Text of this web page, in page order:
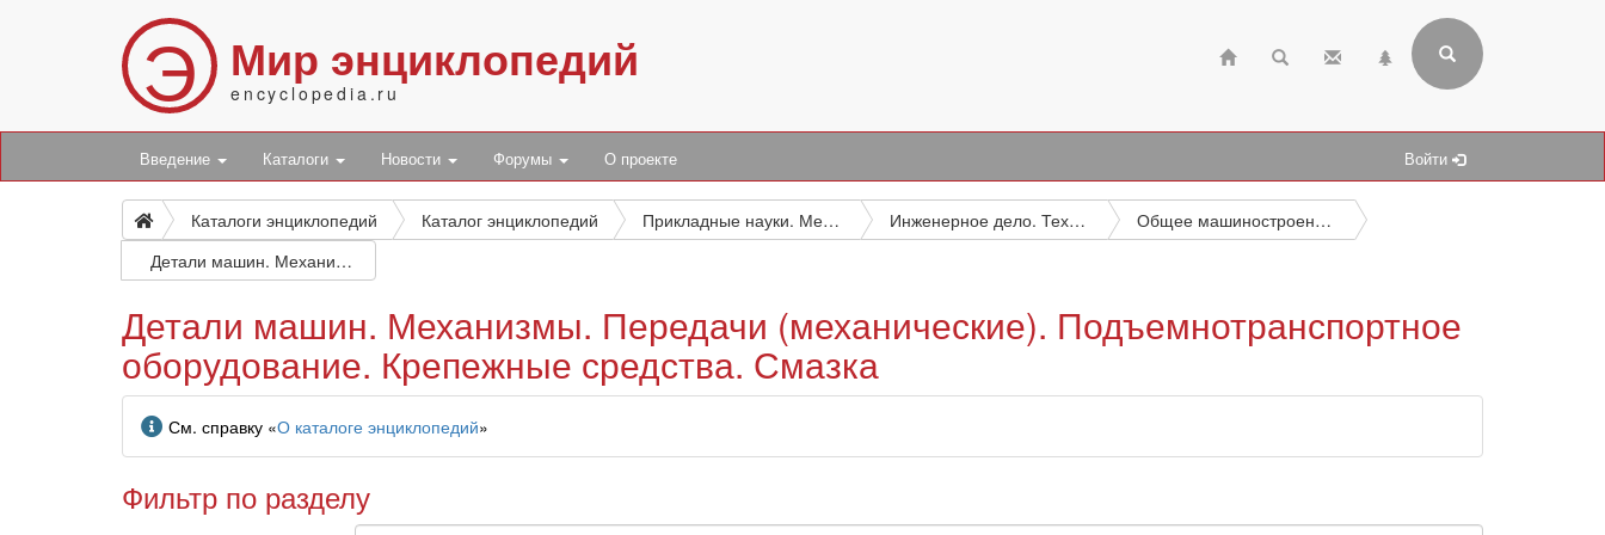
Э Мир энциклопедий
encyclopedia.ru
Введение Каталоги Новости Форумы О проекте Войти
Каталоги энциклопедий Каталог энциклопедий Прикладные науки. Медицина. Техника Инженерное дело. Техника в целом
Общее машиностроение. Ядерная техника. Электротехника. Технология машиностроения в целом
Детали машин. Механизмы. Передачи (механические). Подъемнотранспортное оборудование. Крепежные средства. Смазка
Детали машин. Механизмы. Передачи (механические). Подъемнотранспортное
оборудование. Крепежные средства. Смазка
Информация
См. справку «О каталоге энциклопедий»
Фильтр по разделу